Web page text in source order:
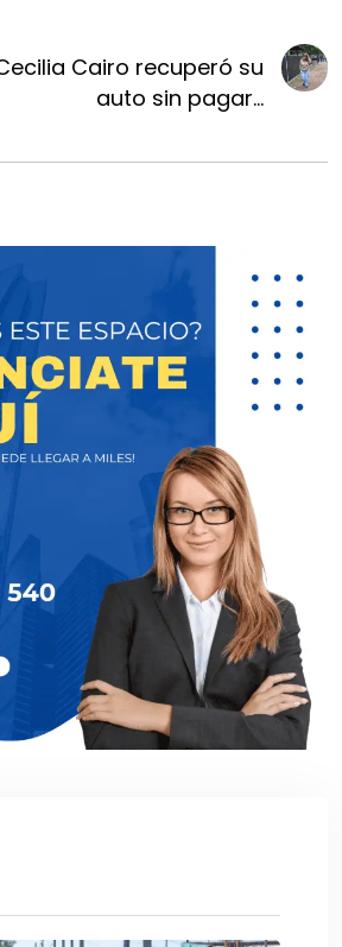
Cairo recuperó su
auto sin pagar...